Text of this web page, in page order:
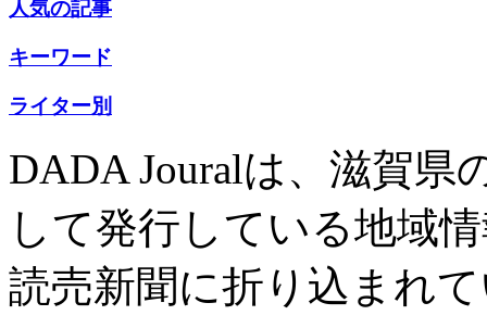
人気の記事
キーワード
ライター別
DADA Jouralは、滋賀県
して発行している地域
読売新聞に折り込まれ